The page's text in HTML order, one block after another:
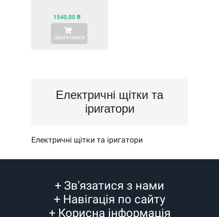
1540,00₴
Закінчився
Електричні щітки та
іригатори
Електричні щітки та іригатори
+ Зв'язатися з нами
+ Навігація по сайту
+ Корисна інформація